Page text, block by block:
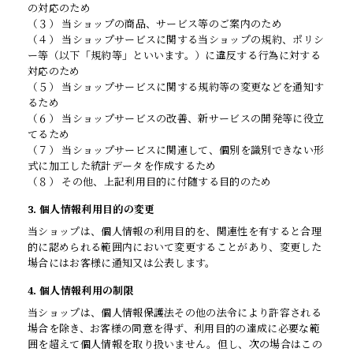
の対応のため
（３） 当ショップの商品、サービス等のご案内のため
（４） 当ショップサービスに関する当ショップの規約、ポリシ
ー等（以下「規約等」といいます。）に違反する行為に対する
対応のため
（５） 当ショップサービスに関する規約等の変更などを通知す
るため
（６） 当ショップサービスの改善、新サービスの開発等に役立
てるため
（７） 当ショップサービスに関連して、個別を識別できない形
式に加工した統計データを作成するため
（８） その他、上記利用目的に付随する目的のため
3. 個人情報利用目的の変更
当ショップは、個人情報の利用目的を、関連性を有すると合理
的に認められる範囲内において変更することがあり、変更した
場合にはお客様に通知又は公表します。
4. 個人情報利用の制限
当ショップは、個人情報保護法その他の法令により許容される
場合を除き、お客様の同意を得ず、利用目的の達成に必要な範
囲を超えて個人情報を取り扱いません。但し、次の場合はこの